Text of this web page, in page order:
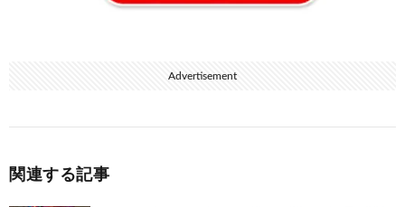
Advertisement
関連する記事